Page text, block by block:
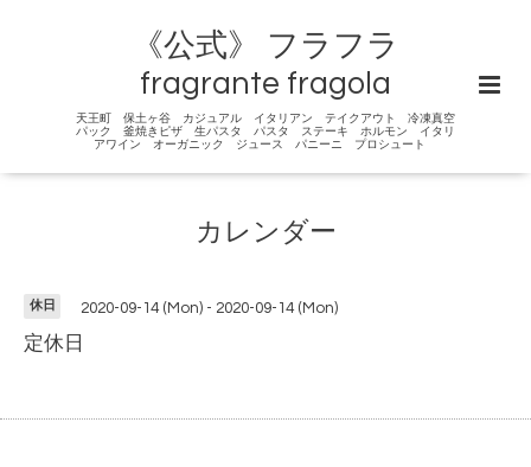
《公式》 フラフラ
fragrante fragola
天王町 保土ヶ谷 カジュアル イタリアン テイクアウト 冷凍真空
パック 釜焼きピザ 生パスタ パスタ ステーキ ホルモン イタリ
アワイン オーガニック ジュース パニーニ プロシュート
カレンダー
休日 2020-09-14 (Mon) - 2020-09-14 (Mon)
定休日